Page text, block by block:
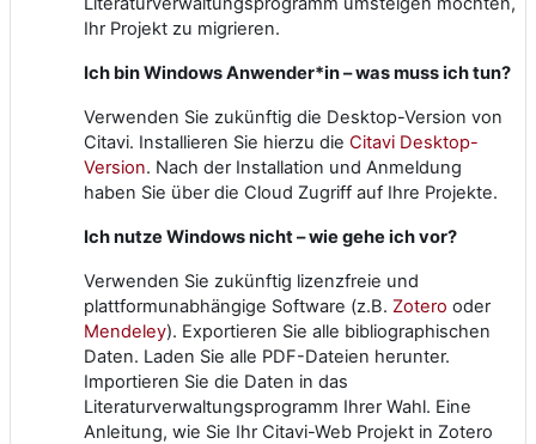
Ihr Projekt zu migrieren.
Ich bin Windows Anwender*in – was muss ich tun?
Verwenden Sie zukünftig die Desktop-Version von
Citavi. Installieren Sie hierzu die Citavi Desktop-
Version. Nach der Installation und Anmeldung
haben Sie über die Cloud Zugriff auf Ihre Projekte.
Ich nutze Windows nicht – wie gehe ich vor?
Verwenden Sie zukünftig lizenzfreie und
plattformunabhängige Software (z.B. Zotero oder
Mendeley). Exportieren Sie alle bibliographischen
Daten. Laden Sie alle PDF-Dateien herunter.
Importieren Sie die Daten in das
Literaturverwaltungsprogramm Ihrer Wahl. Eine
Anleitung, wie Sie Ihr Citavi-Web Projekt in Zotero